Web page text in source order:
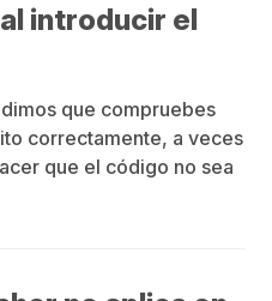
introducir el
que compruebes
correctamente, a veces
que el código no sea